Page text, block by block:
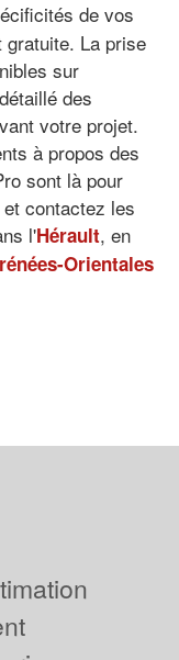
de vos
La prise
sur
des
votre projet.
à propos des
sont là pour
contactez les
l'Hérault, en
Orientales